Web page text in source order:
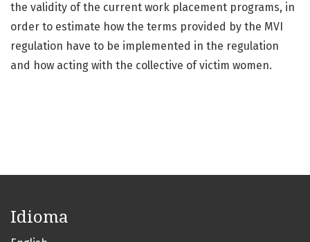
the validity of the current work placement programs, in
order to estimate how the terms provided by the MVI
regulation have to be implemented in the regulation
and how acting with the collective of victim women.
Idioma